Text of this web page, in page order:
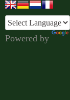
Powered by